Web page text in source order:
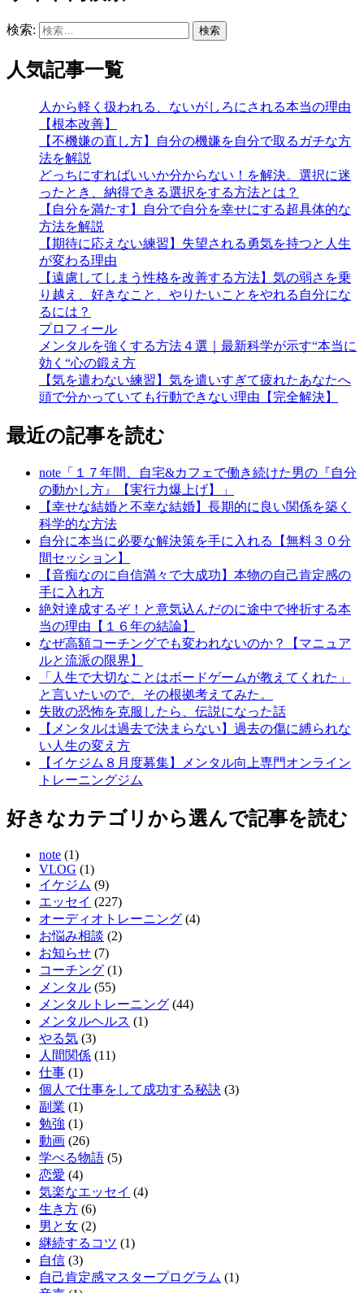
検索:
人気記事一覧
人から軽く扱われる、ないがしろにされる本当の理由
【根本改善】
【不機嫌の直し方】自分の機嫌を自分で取るガチな方
法を解説
どっちにすればいいか分からない！を解決。選択に迷
ったとき、納得できる選択をする方法とは？
【自分を満たす】自分で自分を幸せにする超具体的な
方法を解説
【期待に応えない練習】失望される勇気を持つと人生
が変わる理由
【遠慮してしまう性格を改善する方法】気の弱さを乗
り越え、好きなこと、やりたいことをやれる自分にな
るには？
プロフィール
メンタルを強くする方法４選｜最新科学が示す“本当に
効く“心の鍛え方
【気を遣わない練習】気を遣いすぎて疲れたあなたへ
頭で分かっていても行動できない理由【完全解決】
最近の記事を読む
note「１７年間、自宅&カフェで働き続けた男の『自分
の動かし方』【実行力爆上げ】」
【幸せな結婚と不幸な結婚】長期的に良い関係を築く
科学的な方法
自分に本当に必要な解決策を手に入れる【無料３０分
間セッション】
【音痴なのに自信満々で大成功】本物の自己肯定感の
手に入れ方
絶対達成するぞ！と意気込んだのに途中で挫折する本
当の理由【１６年の結論】
なぜ高額コーチングでも変われないのか？【マニュア
ルと流派の限界】
「人生で大切なことはボードゲームが教えてくれた」
と言いたいので、その根拠考えてみた。
失敗の恐怖を克服したら、伝説になった話
【メンタルは過去で決まらない】過去の傷に縛られな
い人生の変え方
【イケジム８月度募集】メンタル向上専門オンライン
トレーニングジム
好きなカテゴリから選んで記事を読む
note (1)
VLOG (1)
イケジム (9)
エッセイ (227)
オーディオトレーニング (4)
お悩み相談 (2)
お知らせ (7)
コーチング (1)
メンタル (55)
メンタルトレーニング (44)
メンタルヘルス (1)
やる気 (3)
人間関係 (11)
仕事 (1)
個人で仕事をして成功する秘訣 (3)
副業 (1)
勉強 (1)
動画 (26)
学べる物語 (5)
恋愛 (4)
気楽なエッセイ (4)
生き方 (6)
男と女 (2)
継続するコツ (1)
自信 (3)
自己肯定感マスタープログラム (1)